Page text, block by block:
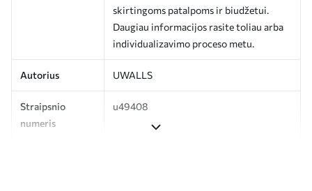
skirtingoms patalpoms ir biudžetui.
Daugiau informacijos rasite toliau arba
individualizavimo proceso metu.
Autorius UWALLS
Straipsnio
numeris
u49408